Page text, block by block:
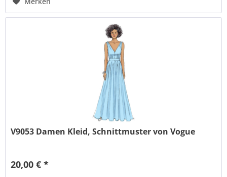
V9053 Damen Kleid, Schnittmuster von Vogue
20,00 € *